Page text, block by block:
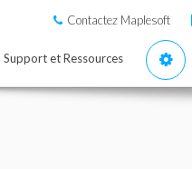
Contactez Maplesoft
Support et Ressources